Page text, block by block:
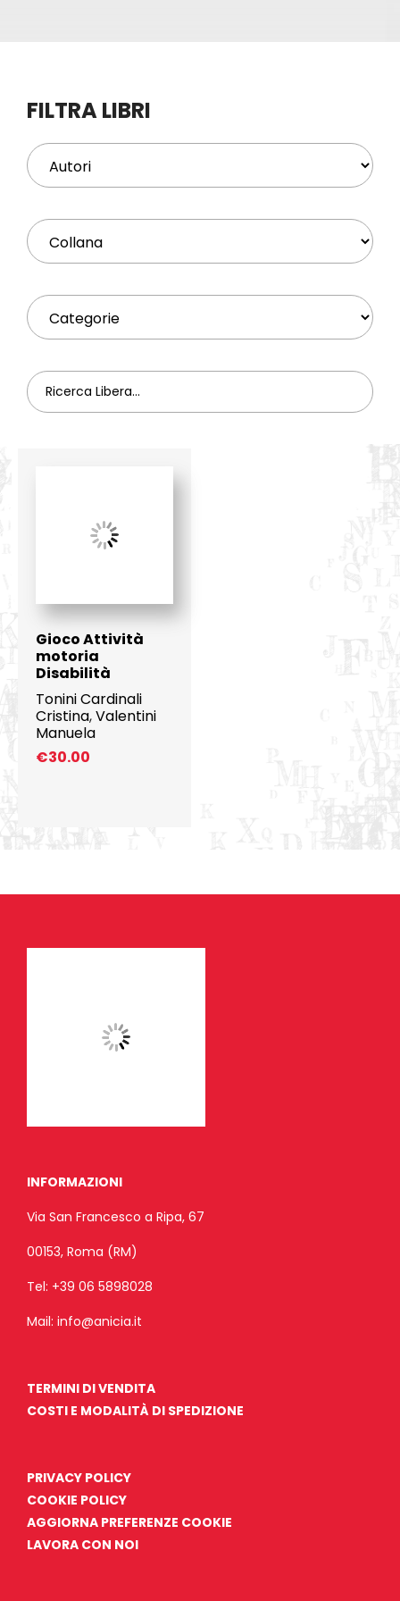
Profilo
FILTRA LIBRI
Gioco Attività
motoria
Disabilità
Tonini Cardinali
Cristina,Valentini
Manuela
€30.00
INFORMAZIONI
Via San Francesco a Ripa, 67
00153, Roma (RM)
Tel: +39 06 5898028
Mail: info@anicia.it
TERMINI DI VENDITA
COSTI E MODALITÀ DI SPEDIZIONE
PRIVACY POLICY
COOKIE POLICY
AGGIORNA PREFERENZE COOKIE
LAVORA CON NOI